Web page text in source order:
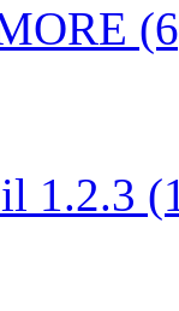
1.2.3